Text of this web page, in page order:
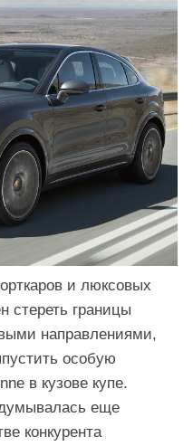
и люксовых
стереть границы
направлениями,
особую
в кузове купе.
еще
конкурента